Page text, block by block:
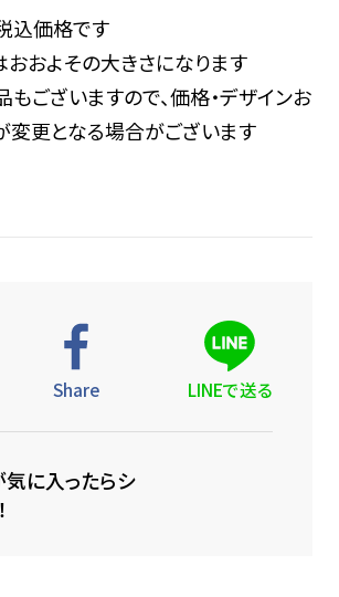
込価格です
およその大きさになります
ございますので、価格・デザインお
変更となる場合がございます
Share LINEで送る
に入ったらシ